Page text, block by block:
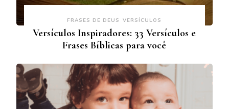
FRASES DE DEUS VERSÍCULOS
Versículos Inspiradores: 33 Versículos e
Frases Bíblicas para você